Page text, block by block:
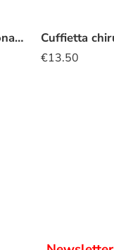
Cuffietta chirurgica Kaonashi
€13.50